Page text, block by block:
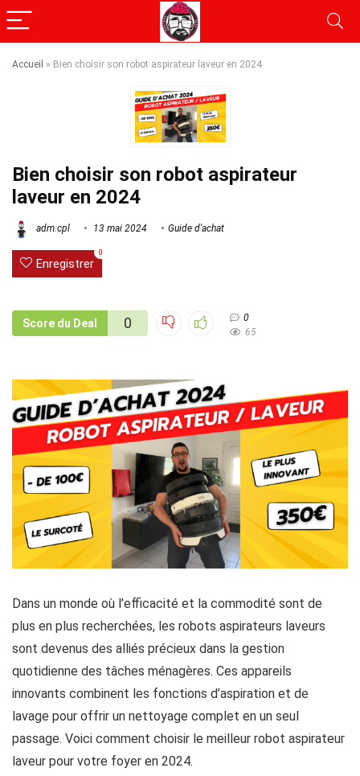
Accueil » Bien choisir son robot aspirateur laveur en 2024
Bien choisir son robot aspirateur
laveur en 2024
adm.cpl 13 mai 2024 Guide d'achat
Enregistrer
0
Score du Deal 0
0
65
Dans un monde où l’efficacité et la commodité sont de
plus en plus recherchées, les robots aspirateurs laveurs
sont devenus des alliés précieux dans la gestion
quotidienne des tâches ménagères. Ces appareils
innovants combinent les fonctions d’aspiration et de
lavage pour offrir un nettoyage complet en un seul
passage. Voici comment choisir le meilleur robot aspirateur
laveur pour votre foyer en 2024.